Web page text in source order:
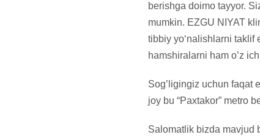
berishga doimo tayyor.
mumkin. EZGU NIYAT
tibbiy yo‘nalishlarni taklif
hamshiralarni ham o’z
Sog’ligingiz uchun faqat
joy bu “Paxtakor” metro
Salomatlik bizda mavjud